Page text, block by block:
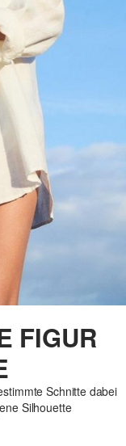
FIGUR
Schnitte dabei
Silhouette